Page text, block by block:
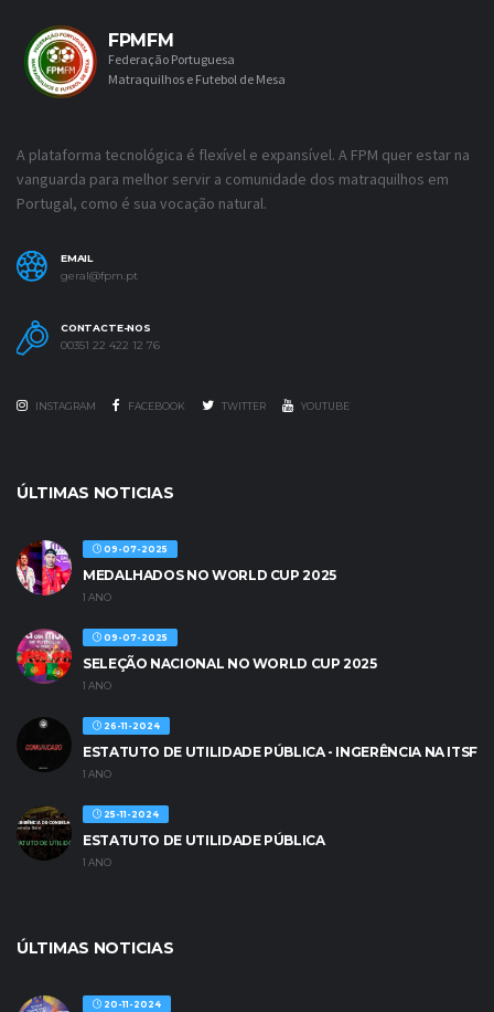
FPMFM
Federação Portuguesa
Matraquilhos e Futebol de Mesa
A plataforma tecnológica é flexível e expansível. A FPM quer estar na
vanguarda para melhor servir a comunidade dos matraquilhos em
Portugal, como é sua vocação natural.
EMAIL
geral@fpm.pt
CONTACTE-NOS
00351 22 422 12 76
INSTAGRAM FACEBOOK TWITTER YOUTUBE
ÚLTIMAS NOTICIAS
09-07-2025
MEDALHADOS NO WORLD CUP 2025
1 ANO
09-07-2025
SELEÇÃO NACIONAL NO WORLD CUP 2025
1 ANO
26-11-2024
ESTATUTO DE UTILIDADE PÚBLICA - INGERÊNCIA NA ITSF
1 ANO
25-11-2024
ESTATUTO DE UTILIDADE PÚBLICA
1 ANO
ÚLTIMAS NOTICIAS
20-11-2024